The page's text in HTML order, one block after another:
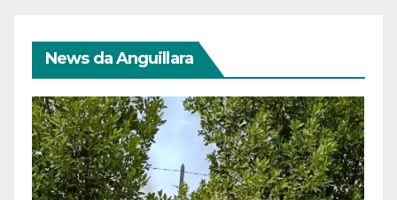
News da Anguillara